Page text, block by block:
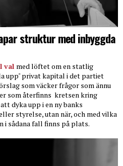
struktur med inbyggda
val med löftet om en statlig
upp" privat kapital i det partiet
som väcker frågor som ännu
som återfinns kretsen kring
dyka upp i en ny banks
styrelse, utan när, och med vilka
i sådana fall finns på plats.